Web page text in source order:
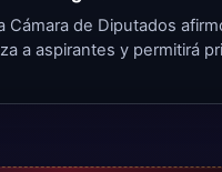
Cámara de Diputados
a aspirantes y permitirá